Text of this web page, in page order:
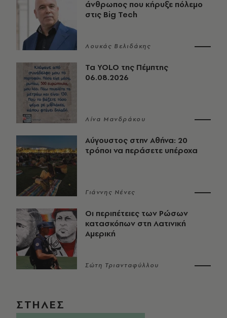
άνθρωπος που κήρυξε πόλεμο
στις Big Tech
Λουκάς Βελιδάκης
Τα YOLO της Πέμπτης
06.08.2026
Λίνα Μανδράκου
Αύγουστος στην Αθήνα: 20
τρόποι να περάσετε υπέροχα
Γιάννης Νένες
Οι περιπέτειες των Ρώσων
κατασκόπων στη Λατινική
Αμερική
Σώτη Τριανταφύλλου
ΣΤΗΛΕΣ